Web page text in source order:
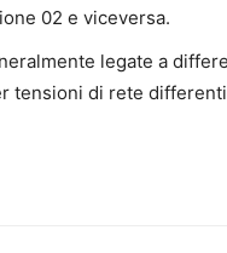
02 e viceversa.
legate a
tensioni di rete